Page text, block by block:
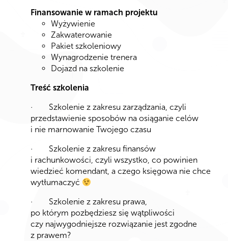
Finansowanie w ramach projektu
Wyżywienie
Zakwaterowanie
Pakiet szkoleniowy
Wynagrodzenie trenera
Dojazd na szkolenie
Treść szkolenia
· Szkolenie z zakresu zarządzania, czyli
przedstawienie sposobów na osiąganie celów
i nie marnowanie Twojego czasu
· Szkolenie z zakresu finansów
i rachunkowości, czyli wszystko, co powinien
wiedzieć komendant, a czego księgowa nie chce
wytłumaczyć
· Szkolenie z zakresu prawa,
po którym pozbędziesz się wątpliwości
czy najwygodniejsze rozwiązanie jest zgodne
z prawem?